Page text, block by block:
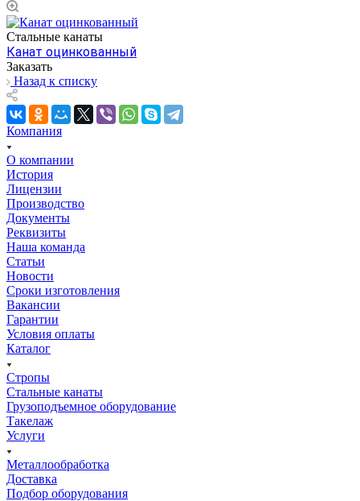
Стальные канаты
Канат оцинкованный
Заказать
Назад к списку
Компания
О компании
История
Лицензии
Производство
Документы
Реквизиты
Наша команда
Статьи
Новости
Сроки изготовления
Вакансии
Гарантии
Условия оплаты
Каталог
Стропы
Стальные канаты
Грузоподъемное оборудование
Такелаж
Услуги
Металлообработка
Доставка
Подбор оборудования